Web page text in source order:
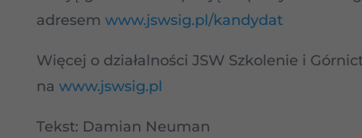
adresem www.jswsig.pl/kandydat
Więcej o działalności JSW Szkolenie i
na www.jswsig.pl
Tekst: Damian Neuman